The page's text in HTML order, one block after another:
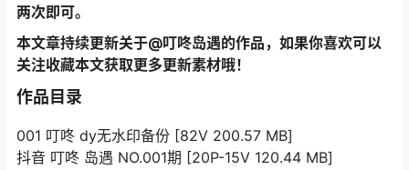
两次即可。
本文章持续更新关于@叮咚岛遇的作品，如果你喜欢可以
关注收藏本文获取更多更新素材哦！
作品目录
001 叮咚 dy无水印备份 [82V 200.57 MB]
抖音 叮咚 岛遇 NO.001期 [20P-15V 120.44 MB]